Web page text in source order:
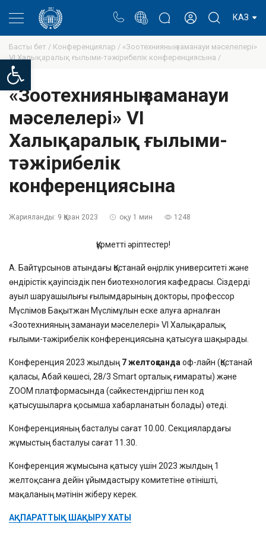
Open toolbar
КАЗ
Басты бет / Конференциялар / «Зоотехнияның заманауи мәселелері»
VI Халықаралық ғылыми-тәжірибелік конференциясына /
«Зоотехнияның заманауи
мәселелері» VI
Халықаралық ғылыми-
тәжірибелік
конференциясына
Жарияланды: 9 Қазан 2023 оқу 1 мин 1248
Құрметті әріптестер!
А. Байтұрсынов атындағы Қостанай өңірлік университеті және
өндірістік қауіпсіздік пен биотехнология кафедрасы. Сіздерді
ауыл шаруашылығы ғылымдарының докторы, профессор
Мүслімов Бақытжан Мүслімұлын еске алуға арналған
«Зоотехнияның заманауи мәселелері» VI Халықаралық
ғылыми-тәжірибелік конференциясына қатысуға шақырады.
Конференция 2023 жылдың 7 желтоқсанда оф-лайн (Қостанай
қаласы, Абай көшесі, 28/3 Smart орталық ғимараты) және
ZOOM платформасында (сәйкестендіргіш пен код
қатысушыларға қосымша хабарланатын болады) өтеді.
Конференцияның басталуы сағат 10.00. Секциялардағы
жұмыстың басталуы сағат 11.30.
Конференция жұмысына қатысу үшін 2023 жылдың 1
желтоқсанға дейін ұйымдастыру комитетіне өтінішті,
мақаланың мәтінін жіберу керек.
АҚПАРАТТЫҚ ШАҚЫРУ ХАТЫ